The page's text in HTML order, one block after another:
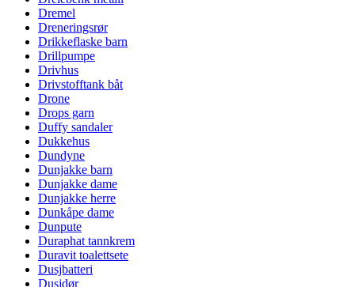
Dremel
Dreneringsrør
Drikkeflaske barn
Drillpumpe
Drivhus
Drivstofftank båt
Drone
Drops garn
Duffy sandaler
Dukkehus
Dundyne
Dunjakke barn
Dunjakke dame
Dunjakke herre
Dunkåpe dame
Dunpute
Duraphat tannkrem
Duravit toalettsete
Dusjbatteri
Dusjdør